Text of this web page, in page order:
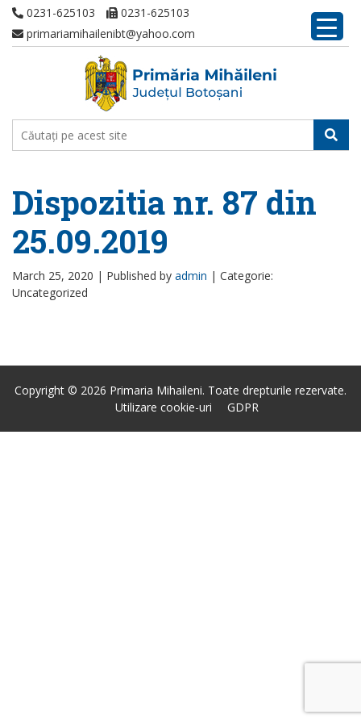
0231-625103
0231-625103
primariamihailenibt@yahoo.com
Dispozitia nr. 87 din
25.09.2019
March 25, 2020 | Published by admin | Categorie:
Uncategorized
Copyright © 2026 Primaria Mihaileni. Toate drepturile rezervate.
Utilizare cookie-uri
GDPR